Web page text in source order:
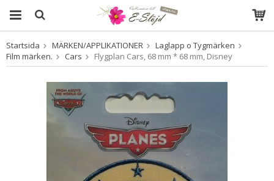
Produkten har blivit tillagd i varukorgen
Startsida MÄRKEN/APPLIKATIONER
Laglapp o Tygmärken
Film märken.
Cars Flygplan Cars, 68 mm * 68 mm, Disney